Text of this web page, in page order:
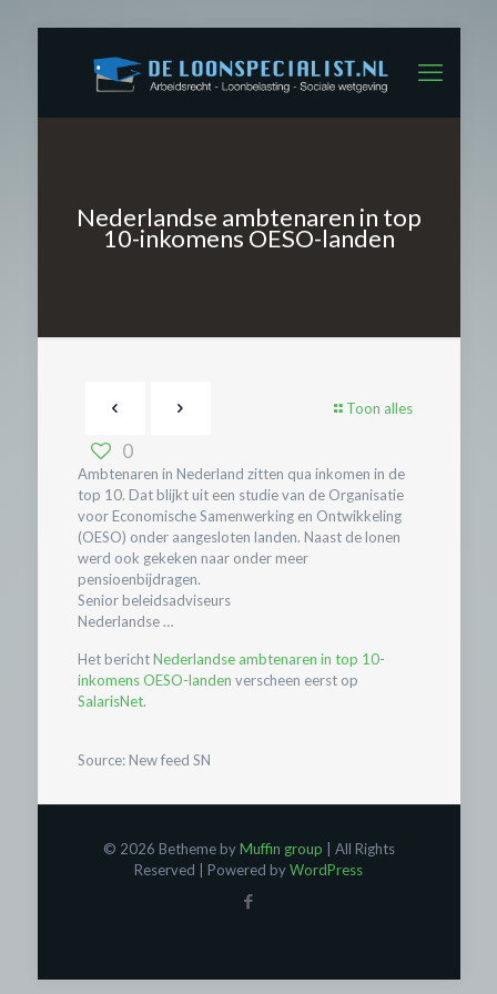
Nederlandse ambtenaren in top
10-inkomens OESO-landen
Toon alles
0
Ambtenaren in Nederland zitten qua inkomen in de
top 10. Dat blijkt uit een studie van de Organisatie
voor Economische Samenwerking en Ontwikkeling
(OESO) onder aangesloten landen. Naast de lonen
werd ook gekeken naar onder meer
pensioenbijdragen.
Senior beleidsadviseurs
Nederlandse …
Het berichtNederlandse ambtenaren in top 10-
inkomens OESO-landen verscheen eerst op
SalarisNet.
Source: New feed SN
© 2026 Betheme byMuffin group | All Rights
Reserved | Powered byWordPress